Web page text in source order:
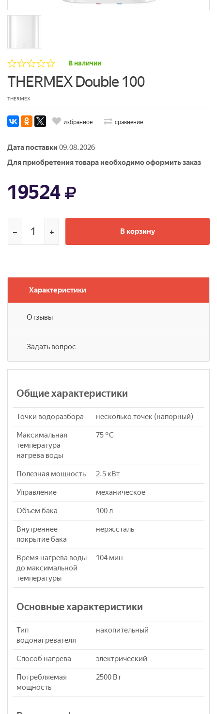
В наличии
THERMEX Double 100
THERMEX
избранное сравнение
Дата поставки 09.08.2026
Для приобретения товара необходимо оформить заказ
19524
В корзину
Характеристики
Отзывы
Задать вопрос
Общие характеристики
Точки водоразбора несколько точек (напорный)
Максимальная
температура
нагрева воды
75 °C
Полезная мощность 2.5 кВт
Управление механическое
Объем бака 100 л
Внутреннее
покрытие бака
нерж.сталь
Время нагрева воды
до максимальной
температуры
104 мин
Основные характеристики
Тип
водонагревателя
накопительный
Способ нагрева электрический
Потребляемая
мощность
2500 Вт